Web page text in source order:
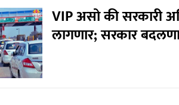
VIP असो की सरकारी
लागणार; सरकार